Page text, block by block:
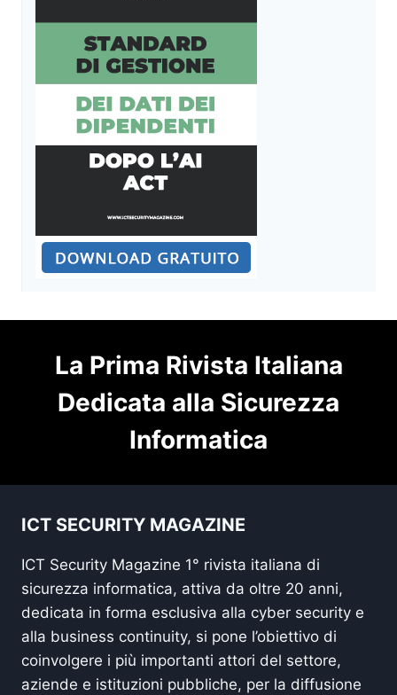
La Prima Rivista Italiana
Dedicata alla Sicurezza
Informatica
ICT SECURITY MAGAZINE
ICT Security Magazine 1° rivista italiana di
sicurezza informatica, attiva da oltre 20 anni,
dedicata in forma esclusiva alla cyber security e
alla business continuity, si pone l’obiettivo di
coinvolgere i più importanti attori del settore,
aziende e istituzioni pubbliche, per la diffusione